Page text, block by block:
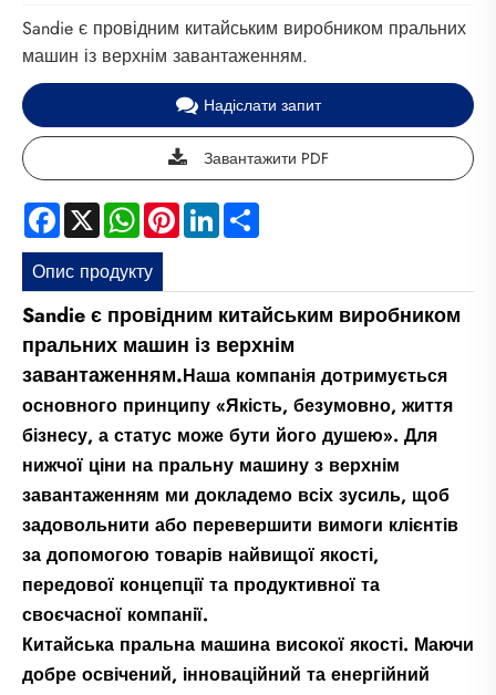
Sandie є провідним китайським виробником пральних
машин із верхнім завантаженням.
Надіслати запит
Завантажити PDF
Facebook
X WhatsApp
PinterestLinkedIn
Опис продукту
Sandie є провідним китайським виробником
пральних машин із верхнім
завантаженням.Наша компанія дотримується
основного принципу «Якість, безумовно, життя
бізнесу, а статус може бути його душею». Для
нижчої ціни на пральну машину з верхнім
завантаженням ми докладемо всіх зусиль, щоб
задовольнити або перевершити вимоги клієнтів
за допомогою товарів найвищої якості,
передової концепції та продуктивної та
своєчасної компанії.
Китайська пральна машина високої якості. Маючи
добре освічений, інноваційний та енергійний